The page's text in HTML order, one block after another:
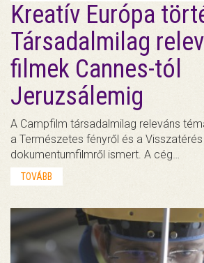
Kreatív Európa
Társadalmilag
filmek Cannes-tól
Jeruzsálemig
A Campfilm társadalmilag releváns
a Természetes fényről és a
dokumentumfilmről ismert. A cég…
TOVÁBB